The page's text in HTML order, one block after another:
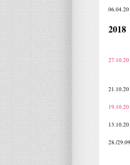
2018
28./